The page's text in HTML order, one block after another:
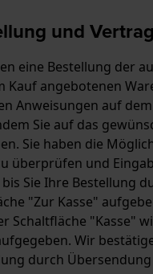
und Vertrag
eine Bestellung der
Kauf angebotenen
Anweisungen auf
Sie auf das
Sie haben die
überprüfen und
Sie Ihre Bestellung
"Zur Kasse"
Schaltfläche "Kasse"
Wir
durch